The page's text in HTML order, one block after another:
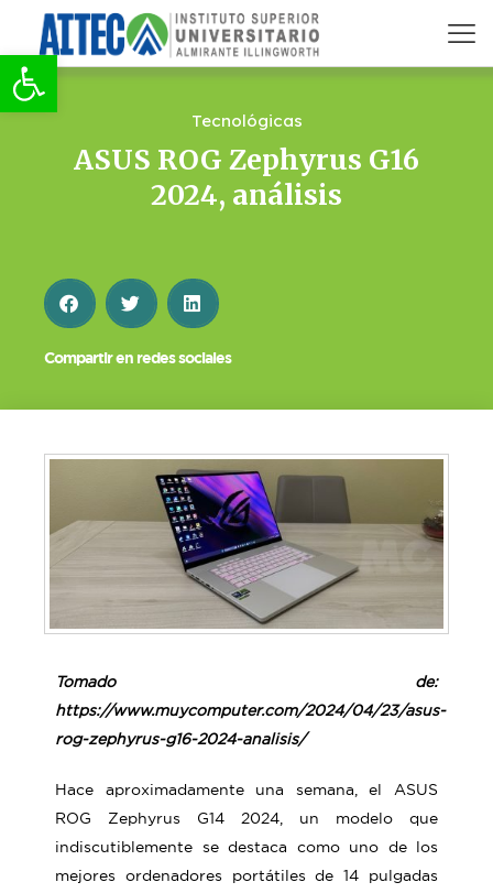
Abrir barra de herramientas
Tecnológicas
ASUS ROG Zephyrus G16
2024, análisis
Compartir en redes sociales
Tomado de:
https://www.muycomputer.com/2024/04/23/asus-
rog-zephyrus-g16-2024-analisis/
Hace aproximadamente una semana,
el ASUS
ROG Zephyrus G14 2024, un modelo que
indiscutiblemente se destaca como uno de los
mejores ordenadores portátiles de 14 pulgadas